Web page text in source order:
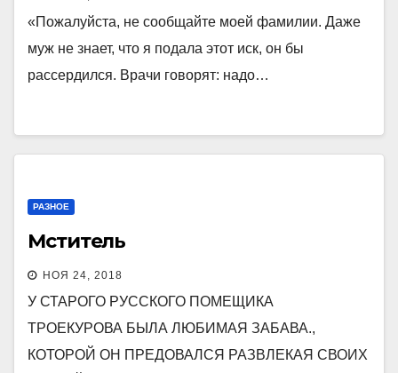
«Пожалуйста, не сообщайте моей фамилии. Даже
муж не знает, что я подала этот иск, он бы
рассердился. Врачи говорят: надо…
РАЗНОЕ
Мститель
НОЯ 24, 2018
У СТАРОГО РУССКОГО ПОМЕЩИКА
ТРОЕКУРОВА БЫЛА ЛЮБИМАЯ ЗАБАВА.,
КОТОРОЙ ОН ПРЕДОВАЛСЯ РАЗВЛЕКАЯ СВОИХ